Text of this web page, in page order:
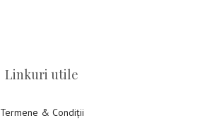
Linkuri utile
Termene & Condiții